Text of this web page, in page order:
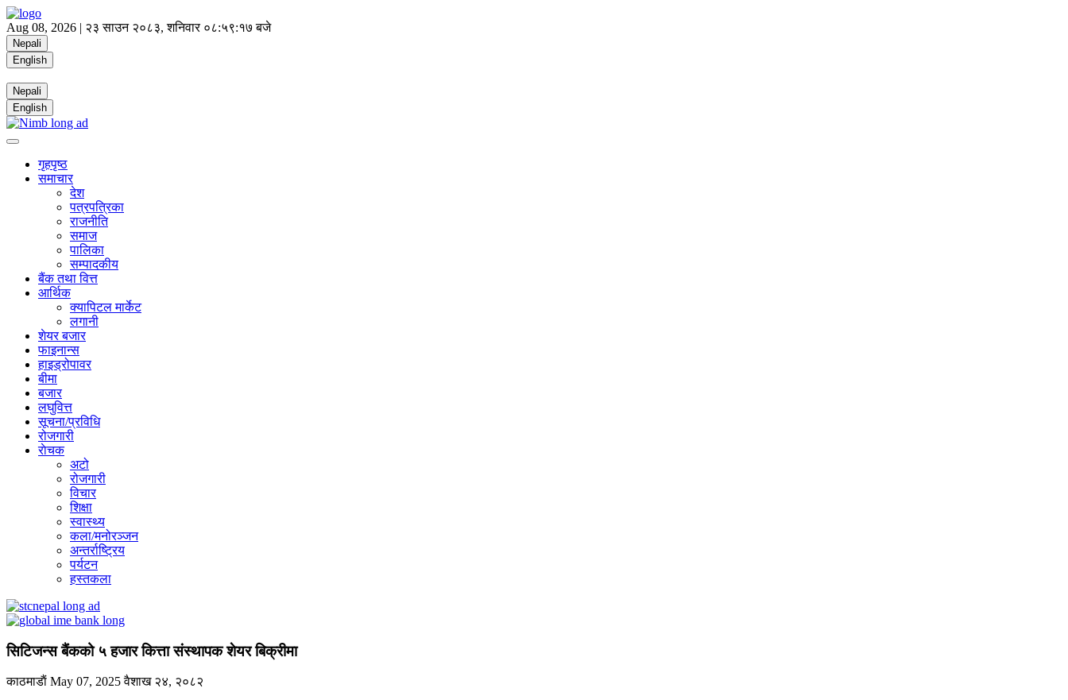
Aug 08, 2026 | २३ साउन २०८३, शनिवार ०८:५९:१८ बजे
Nepali
English
Nepali
English
गृहपृष्ठ
समाचार
देश
पत्रपत्रिका
राजनीति
समाज
पालिका
सम्पादकीय
बैंक तथा वित्त
आर्थिक
क्यापिटल मार्केट
लगानी
शेयर बजार
फाइनान्स
हाइड्रोपावर
बीमा
बजार
लघुवित्त
सूचना/प्रविधि
रोजगारी
राेचक
अटो
रोजगारी
विचार
शिक्षा
स्वास्थ्य
कला/मनोरञ्जन
अन्तर्राष्ट्रिय
पर्यटन
हस्तकला
सिटिजन्स बैंकको ५ हजार कित्ता संस्थापक शेयर बिक्रीमा
काठमाडाैं May 07, 2025वैशाख २४, २०८२